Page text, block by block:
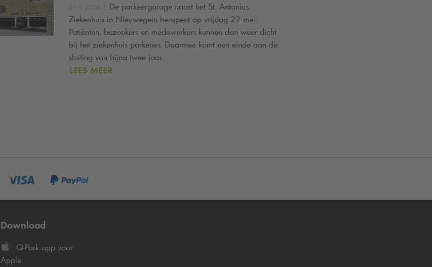
21-5-2026 | De parkeergarage naast het St. Antonius
Ziekenhuis in Nieuwegein heropent op vrijdag 22 mei.
Patiënten, bezoekers en medewerkers kunnen dan weer dicht
bij het ziekenhuis parkeren. Daarmee komt een einde aan de
sluiting van bijna twee jaar.
LEES MEER
Download
Q-Park app voor
Apple